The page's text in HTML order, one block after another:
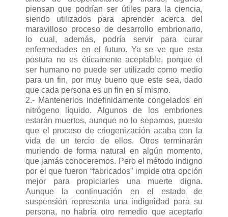
piensan que podrían ser útiles para la ciencia,
siendo utilizados para aprender acerca del
maravilloso proceso de desarrollo embrionario,
lo cual, además, podría servir para curar
enfermedades en el futuro. Ya se ve que esta
postura no es éticamente aceptable, porque el
ser humano no puede ser utilizado como medio
para un fin, por muy bueno que este sea, dado
que cada persona es un fin en sí mismo.
2.- Mantenerlos indefinidamente congelados en
nitrógeno líquido. Algunos de los embriones
estarán muertos, aunque no lo sepamos, puesto
que el proceso de criogenización acaba con la
vida de un tercio de ellos. Otros terminarán
muriendo de forma natural en algún momento,
que jamás conoceremos. Pero el método indigno
por el que fueron “fabricados” impide otra opción
mejor para propiciarles una muerte digna.
Aunque la continuación en el estado de
suspensión representa una indignidad para su
persona, no habría otro remedio que aceptarlo